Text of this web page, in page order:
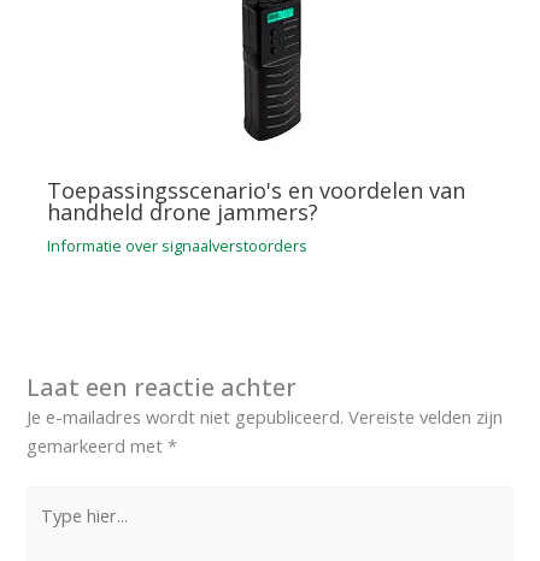
Toepassingsscenario's en voordelen van
handheld drone jammers?
Informatie over signaalverstoorders
Laat een reactie achter
Je e-mailadres wordt niet gepubliceerd. Vereiste velden zijn
gemarkeerd met*
hier...